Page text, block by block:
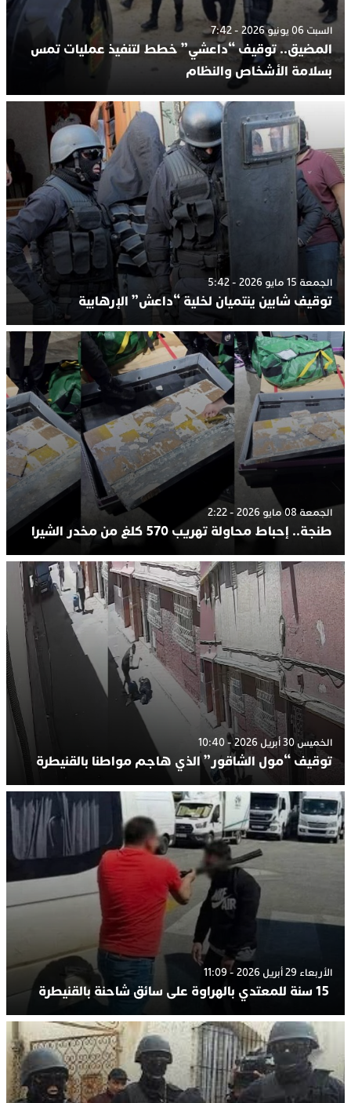
السبت 06 يونيو 2026 - 7:42
المضيق.. توقيف “داعشي” خطط لتنفيذ عمليات تمس
بسلامة الأشخاص والنظام
الجمعة 15 مايو 2026 - 5:42
توقيف شابين ينتميان لخلية “داعش” الإرهابية
الجمعة 08 مايو 2026 - 2:22
طنجة.. إحباط محاولة تهريب 570 كلغ من مخدر الشيرا
الخميس 30 أبريل 2026 - 10:40
توقيف “مول الشاقور” الذي هاجم مواطنا بالقنيطرة
الأربعاء 29 أبريل 2026 - 11:09